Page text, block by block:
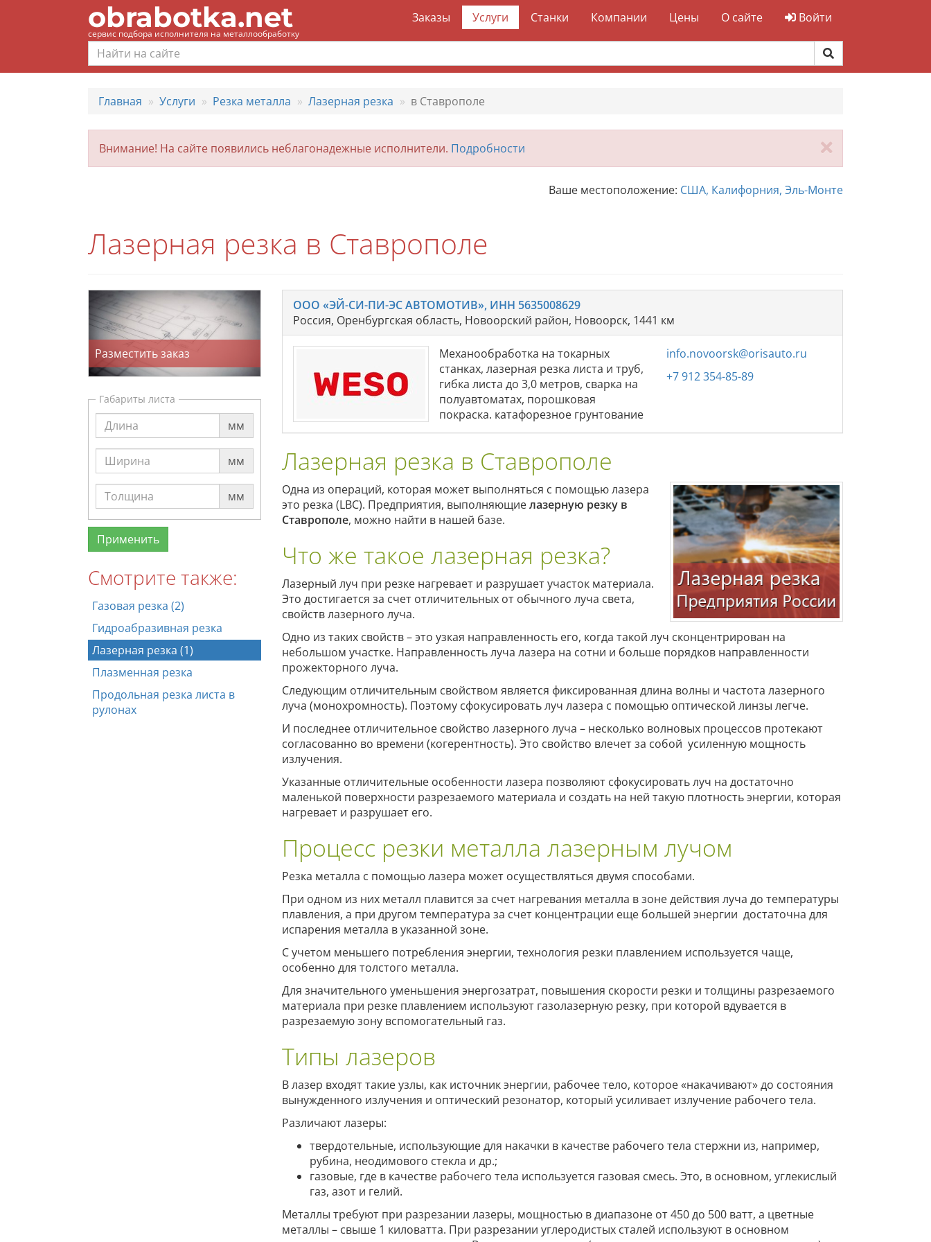
obrabotka.net
сервис подбора исполнителя на металлообработку
Заказы Услуги Станки Компании Цены О сайте Войти
Главная Услуги Резка металла Лазерная резка в Ставрополе
Внимание! На сайте появились неблагонадежные исполнители. Подробности
Ваше местоположение: США, Калифорния, Эль-Монте
Лазерная резка в Ставрополе
Разместить заказ
Габариты листа
мм
мм
мм
Смотрите также:
Газовая резка (2)
Гидроабразивная резка
Лазерная резка (1)
Плазменная резка
Продольная резка листа в
рулонах
ООО «ЭЙ-СИ-ПИ-ЭС АВТОМОТИВ», ИНН 5635008629
Россия, Оренбургская область, Новоорский район, Новоорск, 1441 км
Механообработка на токарных
станках, лазерная резка листа и труб,
гибка листа до 3,0 метров, сварка на
полуавтоматах, порошковая
покраска. катафорезное грунтование
info.novoorsk@orisauto.ru
+7 912 354-85-89
Лазерная резка в Ставрополе
Одна из операций, которая может выполняться с помощью лазера
это резка (LBC). Предприятия, выполняющиелазерную резку в
Ставрополе, можно найти в нашей базе.
Что же такое лазерная резка?
Лазерный луч при резке нагревает и разрушает участок материала.
Это достигается за счет отличительных от обычного луча света,
свойств лазерного луча.
Одно из таких свойств – это узкая направленность его, когда такой луч сконцентрирован на
небольшом участке. Направленность луча лазера на сотни и больше порядков направленности
прожекторного луча.
Следующим отличительным свойством является фиксированная длина волны и частота лазерного
луча (монохромность). Поэтому сфокусировать луч лазера с помощью оптической линзы легче.
И последнее отличительное свойство лазерного луча – несколько волновых процессов протекают
согласованно во времени (когерентность). Это свойство влечет за собой усиленную мощность
излучения.
Указанные отличительные особенности лазера позволяют сфокусировать луч на достаточно
маленькой поверхности разрезаемого материала и создать на ней такую плотность энергии, которая
нагревает и разрушает его.
Процесс резки металла лазерным лучом
Резка металла с помощью лазера может осуществляться двумя способами.
При одном из них металл плавится за счет нагревания металла в зоне действия луча до температуры
плавления, а при другом температура за счет концентрации еще большей энергии достаточна для
испарения металла в указанной зоне.
С учетом меньшего потребления энергии, технология резки плавлением используется чаще,
особенно для толстого металла.
Для значительного уменьшения энергозатрат, повышения скорости резки и толщины разрезаемого
материала при резке плавлением используют газолазерную резку, при которой вдувается в
разрезаемую зону вспомогательный газ.
Типы лазеров
В лазер входят такие узлы, как источник энергии, рабочее тело, которое «накачивают» до состояния
вынужденного излучения и оптический резонатор, который усиливает излучение рабочего тела.
Различают лазеры:
твердотельные, использующие для накачки в качестве рабочего тела стержни из, например,
рубина, неодимового стекла и др.;
газовые, где в качестве рабочего тела используется газовая смесь. Это, в основном, углекислый
газ, азот и гелий.
Металлы требуют при разрезании лазеры, мощностью в диапазоне от 450 до 500 ватт, а цветные
металлы – свыше 1 киловатта. При разрезании углеродистых сталей используют в основном